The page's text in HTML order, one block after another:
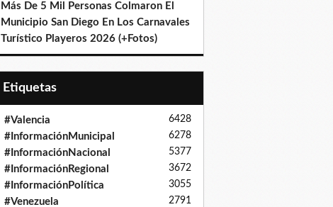
Más De 5 Mil Personas Colmaron El
Municipio San Diego En Los Carnavales
Turístico Playeros 2026 (+Fotos)
Etiquetas
#Valencia 6428
#InformaciónMunicipal 6278
#InformaciónNacional 5377
#InformaciónRegional 3672
#InformaciónPolítica 3055
#Venezuela 2791